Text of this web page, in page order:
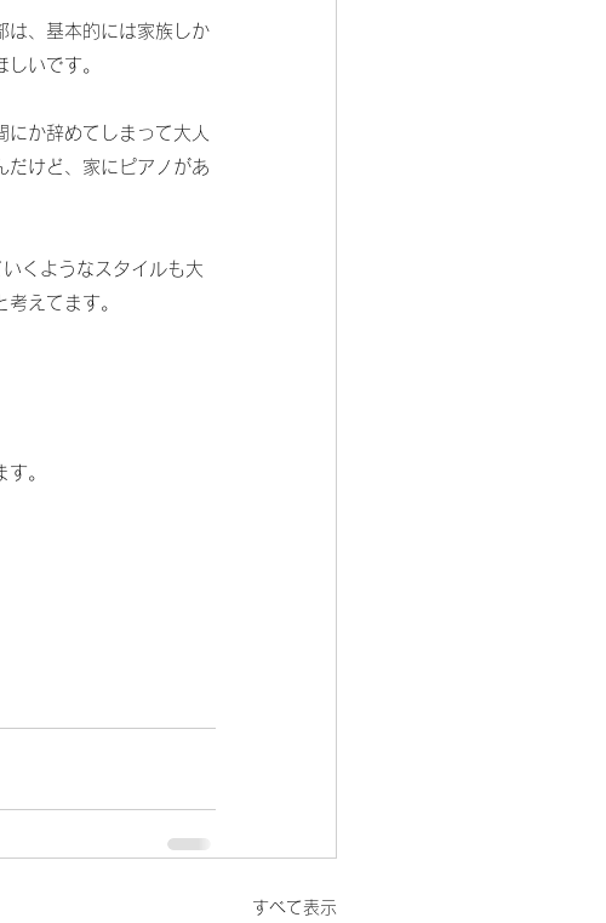
は、基本的には家族しか
いです。
か辞めてしまって大人
だけど、家にピアノがあ
くようなスタイルも大
えてます。
。
すべて表示